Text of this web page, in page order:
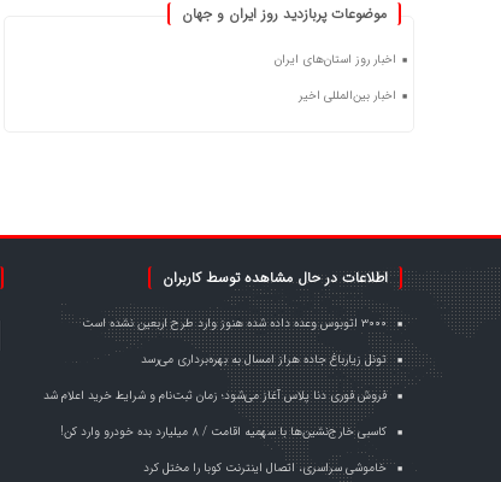
موضوعات پربازدید روز ایران و جهان
اخبار روز استان‌های ایران
اخبار بین‌المللی اخیر
اطلاعات در حال مشاهده توسط کاربران
۳۰۰۰ اتوبوس وعده داده شده هنوز وارد طرح اربعین نشده است
تونل زیارباغ جاده هراز امسال به بهره‌برداری می‌رسد
فروش فوری دنا پلاس آغاز می‌شود؛ زمان ثبت‌نام و شرایط خرید اعلام شد
کاسبی خارج‌نشین‌ها با سهمیه اقامت / ۸ میلیارد بده خودرو وارد کن!
خاموشی سراسری، اتصال اینترنت کوبا را مختل کرد